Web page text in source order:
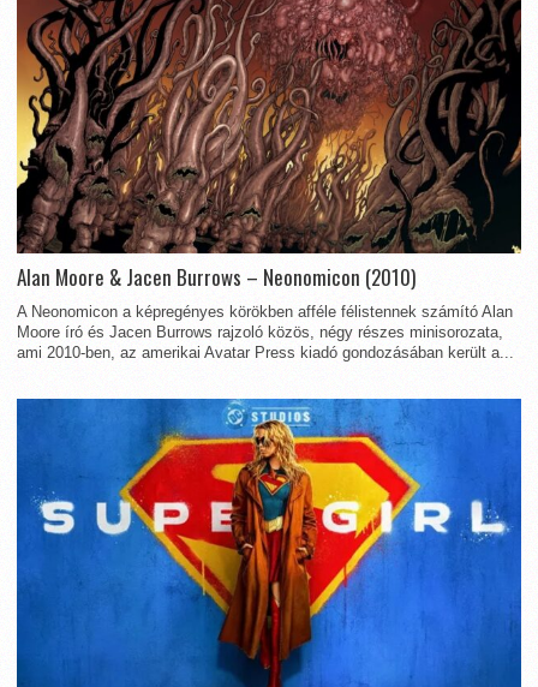
Alan Moore & Jacen Burrows – Neonomicon (2010)
A Neonomicon a képregényes körökben afféle félistennek számító Alan
Moore író és Jacen Burrows rajzoló közös, négy részes minisorozata,
ami 2010-ben, az amerikai Avatar Press kiadó gondozásában került a...